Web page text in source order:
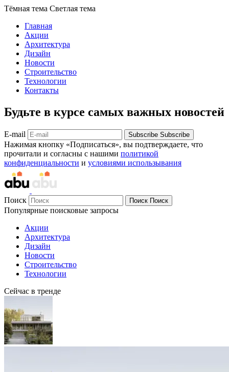
Тёмная тема Светлая тема
Главная
Акции
Архитектура
Дизайн
Новости
Строительство
Технологии
Контакты
Будьте в курсе самых важных новостей
E-mail Subscribe Subscribe
Нажимая кнопку «Подписаться», вы подтверждаете, что
прочитали и согласны с нашими политикой
конфиденциальности и условиями использывания
Поиск Поиск Поиск
Популярные поисковые запросы
Акции
Архитектура
Дизайн
Новости
Строительство
Технологии
Сейчас в тренде